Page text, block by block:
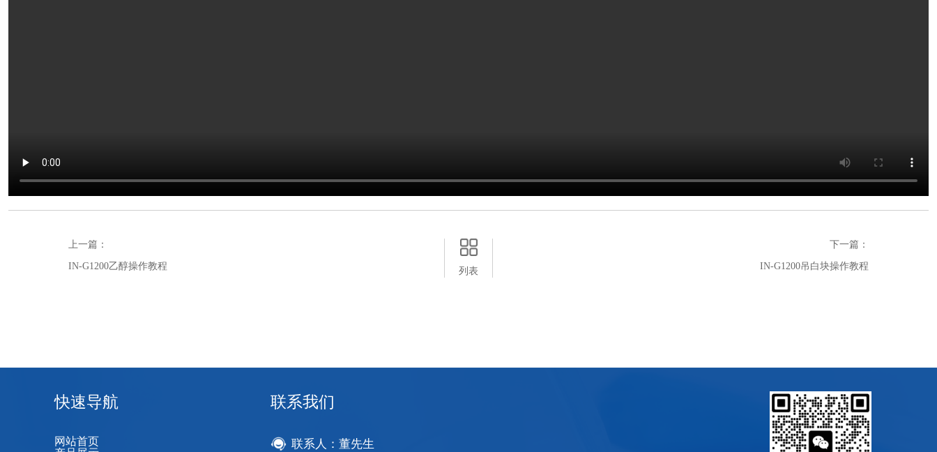
上一篇：
IN-G1200乙醇操作教程 列表
下一篇：
IN-G1200吊白块操作教程
快速导航
网站首页
联系我们
联系人：董先生